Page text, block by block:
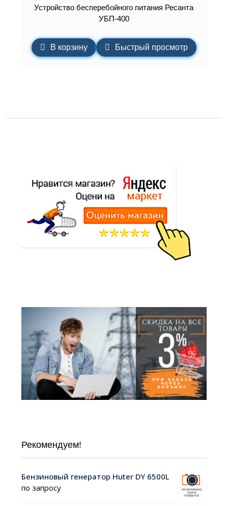
Устройство бесперебойного питания Ресанта
УБП-400
В корзину Быстрый просмотр
Рекомендуем!
Бензиновый генератор Huter DY 6500L
по запросу